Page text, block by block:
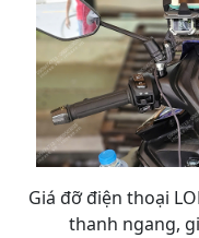
Giá đỡ điện thoại
thanh ngang,